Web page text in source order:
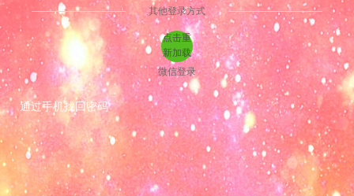
其他登录方式
点击重
新加载
微信登录
通过手机找回密码